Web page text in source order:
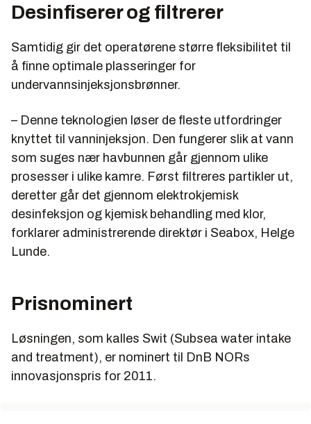
Desinfiserer og filtrerer
Samtidig gir det operatørene større fleksibilitet til
å finne optimale plasseringer for
undervannsinjeksjonsbrønner.
– Denne teknologien løser de fleste utfordringer
knyttet til vanninjeksjon. Den fungerer slik at vann
som suges nær havbunnen går gjennom ulike
prosesser i ulike kamre. Først filtreres partikler ut,
deretter går det gjennom elektrokjemisk
desinfeksjon og kjemisk behandling med klor,
forklarer administrerende direktør i Seabox, Helge
Lunde.
Prisnominert
Løsningen, som kalles Swit (Subsea water intake
and treatment), er nominert til DnB NORs
innovasjonspris for 2011.